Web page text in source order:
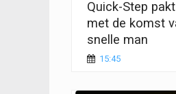
Quick-Step
met de komst
snelle man
15:45